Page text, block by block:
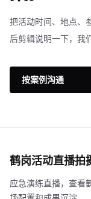
把活动时间、地点、
后剪辑说明一下，我
按案例沟通
鹤岗活动直播拍
应急演练直播，查看